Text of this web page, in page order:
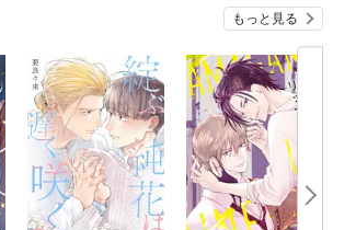
もっと見る